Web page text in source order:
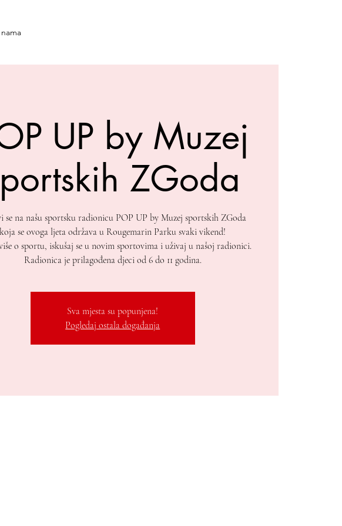
UP by Muzej
ZGoda
se na našu sportsku radionicu POP UP by Muzej sportskih ZGoda
koja se ovoga ljeta održava u Rougemarin Parku svaki vikend!
o sportu, iskušaj se u novim sportovima i uživaj u našoj radionici.
Radionica je prilagođena djeci od 6 do 11 godina.
Sva mjesta su popunjena!
Pogledaj ostala događanja